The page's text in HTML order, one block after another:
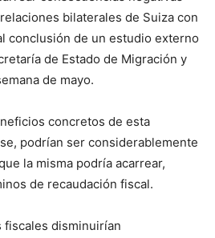
bilaterales de Suiza con
conclusión de un estudio externo
de Estado de Migración y
de mayo.
concretos de esta
podrían ser considerablemente
la misma podría acarrear,
de recaudación fiscal.
fiscales disminuirían